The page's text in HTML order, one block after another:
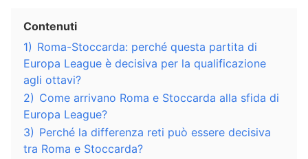
Contenuti
1) Roma-Stoccarda: perché questa partita di
Europa League è decisiva per la qualificazione
agli ottavi?
2) Come arrivano Roma e Stoccarda alla sfida di
Europa League?
3) Perché la differenza reti può essere decisiva
tra Roma e Stoccarda?